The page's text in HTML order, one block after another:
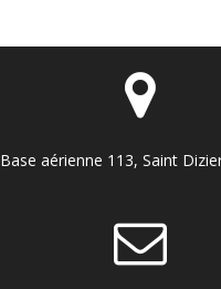
Base aérienne 113, Saint